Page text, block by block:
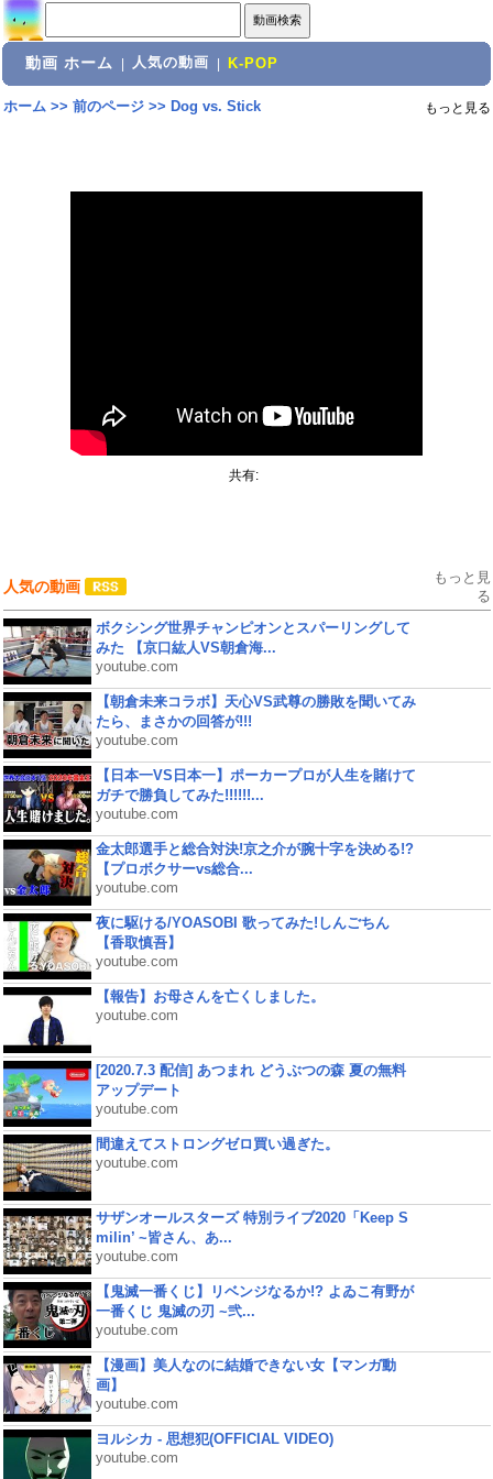
動画 ホーム 人気の動画 K-POP
ホーム>> 前のページ>> Dog vs. Stick もっと見る
共有:
人気の動画
もっと見
る
ボクシング世界チャンピオンとスパーリングして
みた 【京口紘人VS朝倉海...
youtube.com
【朝倉未来コラボ】天心VS武尊の勝敗を聞いてみ
たら、まさかの回答が!!!
youtube.com
【日本一VS日本一】ポーカープロが人生を賭けて
ガチで勝負してみた!!!!!!...
youtube.com
金太郎選手と総合対決!京之介が腕十字を決める!?
【プロボクサーvs総合...
youtube.com
夜に駆ける/YOASOBI 歌ってみた!しんごちん
【香取慎吾】
youtube.com
【報告】お母さんを亡くしました。
youtube.com
[2020.7.3 配信] あつまれ どうぶつの森 夏の無料
アップデート
youtube.com
間違えてストロングゼロ買い過ぎた。
youtube.com
サザンオールスターズ 特別ライブ2020「Keep S
milin’ ~皆さん、あ...
youtube.com
【鬼滅一番くじ】リベンジなるか!? よゐこ有野が
一番くじ 鬼滅の刃 ~弐...
youtube.com
【漫画】美人なのに結婚できない女【マンガ動
画】
youtube.com
ヨルシカ - 思想犯(OFFICIAL VIDEO)
youtube.com